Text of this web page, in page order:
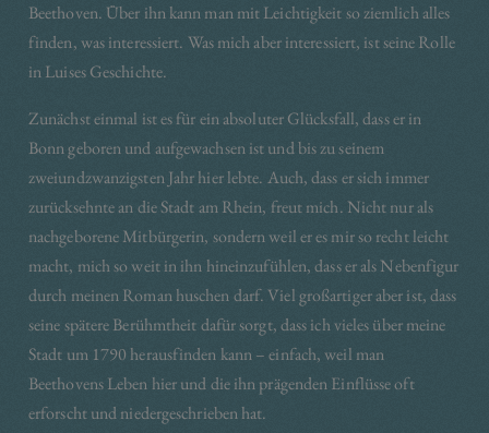
Beethoven. Über ihn kann man mit Leichtigkeit so ziemlich alles
finden, was interessiert. Was mich aber interessiert, ist seine Rolle
in Luises Geschichte.
Zunächst einmal ist es für ein absoluter Glücksfall, dass er in
Bonn geboren und aufgewachsen ist und bis zu seinem
zweiundzwanzigsten Jahr hier lebte. Auch, dass er sich immer
zurücksehnte an die Stadt am Rhein, freut mich. Nicht nur als
nachgeborene Mitbürgerin, sondern weil er es mir so recht leicht
macht, mich so weit in ihn hineinzufühlen, dass er als Nebenfigur
durch meinen Roman huschen darf. Viel großartiger aber ist, dass
seine spätere Berühmtheit dafür sorgt, dass ich vieles über meine
Stadt um 1790 herausfinden kann – einfach, weil man
Beethovens Leben hier und die ihn prägenden Einflüsse oft
erforscht und niedergeschrieben hat.